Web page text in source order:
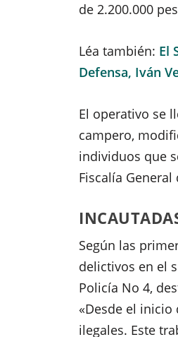
de 2.200.000
Léa también: El
Defensa, Iván
El operativo se
campero,
individuos que
Fiscalía
Según las
delictivos en el
Policía No 4,
«Desde el inicio
ilegales. Este